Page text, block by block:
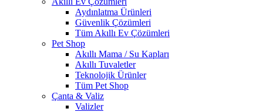
Aydınlatma Ürünleri
Güvenlik Çözümleri
Tüm Akıllı Ev Çözümleri
Pet Shop
Akıllı Mama / Su Kapları
Akıllı Tuvaletler
Teknolojik Ürünler
Tüm Pet Shop
Çanta & Valiz
Valizler